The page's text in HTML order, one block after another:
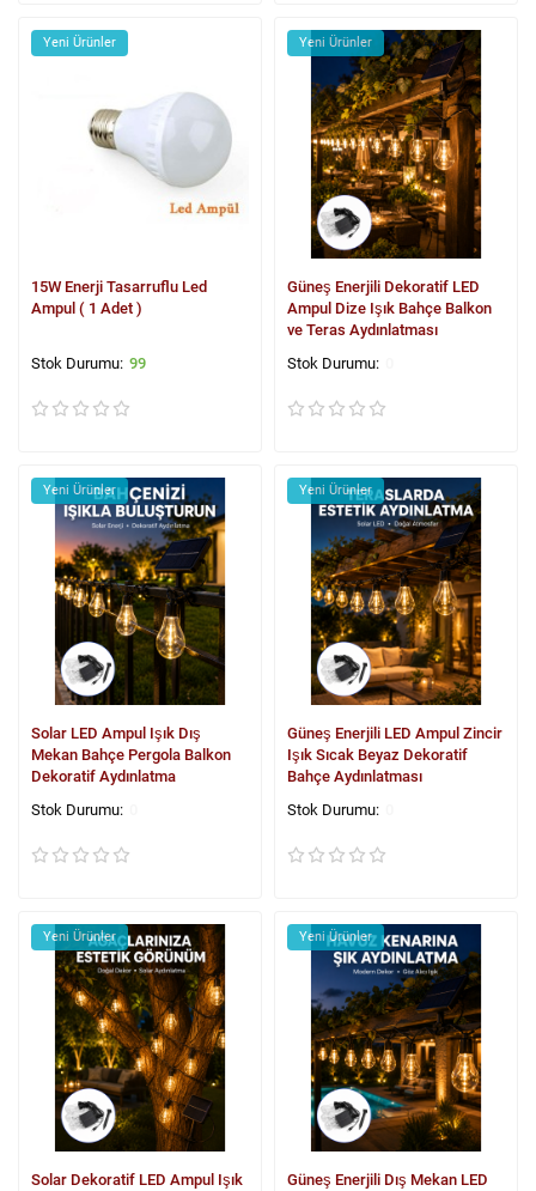
Yeni Ürünler
15W Enerji Tasarruflu Led
Ampul ( 1 Adet )
99
Yeni Ürünler
Güneş Enerjili Dekoratif LED
Ampul Dize Işık Bahçe Balkon
ve Teras Aydınlatması
Yeni Ürünler
Solar LED Ampul Işık Dış
Mekan Bahçe Pergola Balkon
Dekoratif Aydınlatma
Yeni Ürünler
Güneş Enerjili LED Ampul Zincir
Işık Sıcak Beyaz Dekoratif
Bahçe Aydınlatması
Yeni Ürünler
Solar Dekoratif LED Ampul Işık
Yeni Ürünler
Güneş Enerjili Dış Mekan LED